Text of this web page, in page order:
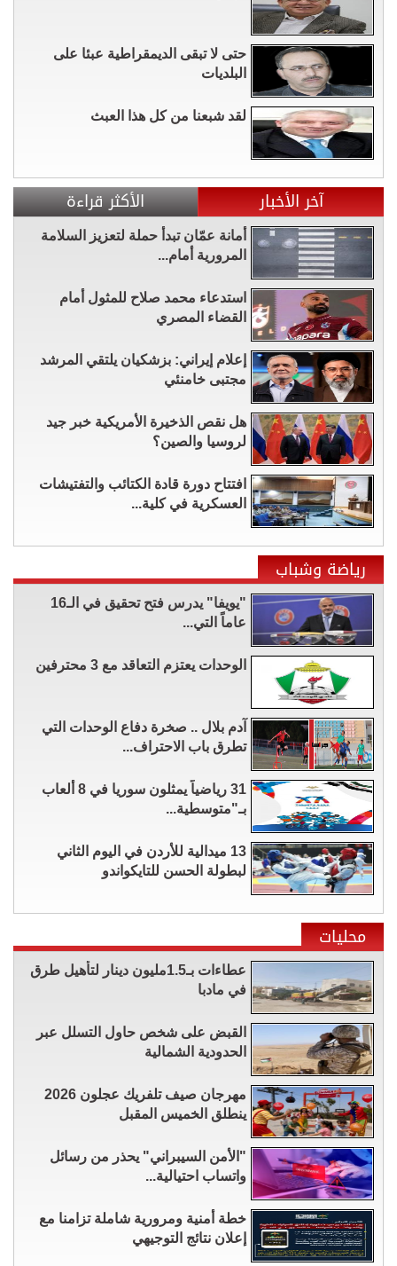
حتى لا تبقى الديمقراطية عبئا على
البلديات
لقد شبعنا من كل هذا العبث
آخر الأخبار الأكثر قراءة
أمانة عمّان تبدأ حملة لتعزيز السلامة
المرورية أمام...
استدعاء محمد صلاح للمثول أمام
القضاء المصري
إعلام إيراني: بزشكيان يلتقي المرشد
مجتبى خامنئي
هل نقص الذخيرة الأمريكية خبر جيد
لروسيا والصين؟
افتتاح دورة قادة الكتائب والتفتيشات
العسكرية في كلية...
رياضة وشباب
"يويفا" يدرس فتح تحقيق في الـ16
عاماً التي...
الوحدات يعتزم التعاقد مع 3 محترفين
آدم بلال .. صخرة دفاع الوحدات التي
تطرق باب الاحتراف...
31 رياضياً يمثلون سوريا في 8 ألعاب
بـ"متوسطية...
13 ميدالية للأردن في اليوم الثاني
لبطولة الحسن للتايكواندو
محليات
عطاءات بـ1.5مليون دينار لتأهيل طرق
في مادبا
القبض على شخص حاول التسلل عبر
الحدودية الشمالية
مهرجان صيف تلفريك عجلون 2026
ينطلق الخميس المقبل
"الأمن السيبراني" يحذر من رسائل
واتساب احتيالية...
خطة أمنية ومرورية شاملة تزامنا مع
إعلان نتائج التوجيهي